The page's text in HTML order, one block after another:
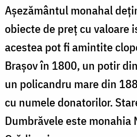
Aşezământul monahal
obiecte de preţ cu valoare
acestea pot fi amintite
Braşov în 1800, un potir
un policandru mare din
cu numele donatorilor.
Dumbrăvele este monahia